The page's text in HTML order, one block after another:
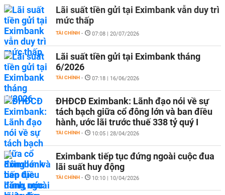
Lãi suất tiền gửi tại Eximbank vẫn duy trì
mức thấp
TÀI CHÍNH - 07:08 | 20/07/2026
Lãi suất tiền gửi tại Eximbank tháng
6/2026
TÀI CHÍNH - 07:18 | 16/06/2026
ĐHĐCĐ Eximbank: Lãnh đạo nói về sự
tách bạch giữa cổ đông lớn và ban điều
hành, ước lãi trước thuế 338 tỷ quý I
TÀI CHÍNH - 10:05 | 28/04/2026
Eximbank tiếp tục đứng ngoài cuộc đua
lãi suất huy động
TÀI CHÍNH - 10:10 | 10/04/2026